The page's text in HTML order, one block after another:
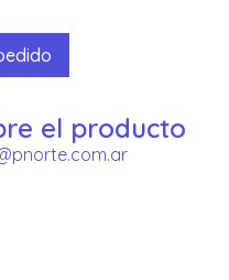
el producto